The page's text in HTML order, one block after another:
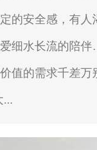
的安全感，有人
细水长流的陪
值的需求千差万
...